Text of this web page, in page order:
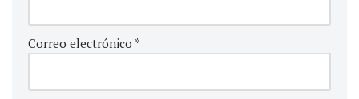
Correo electrónico *